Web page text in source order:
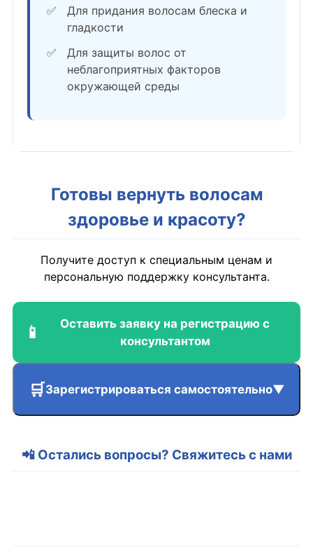
Для придания волосам блеска и
гладкости
Для защиты волос от
неблагоприятных факторов
окружающей среды
Готовы вернуть волосам
здоровье и красоту?
Получите доступ к специальным ценам и
персональную поддержку консультанта.
📱
Оставить заявку на регистрацию с
консультантом
🛒Зарегистрироваться самостоятельно▼
📲 Остались вопросы? Свяжитесь с нами